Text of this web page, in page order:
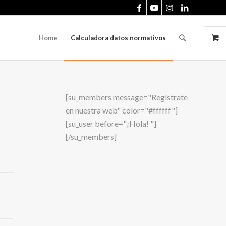
Home Calculadora datos normativos
[su_members message="Regístrate
en nuestra web" color="#ffffff"]
[su_user before="¡Hola! "]
[/su_members]